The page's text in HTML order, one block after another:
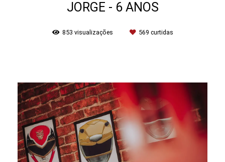
JORGE - 6 ANOS
853 visualizações 569 curtidas